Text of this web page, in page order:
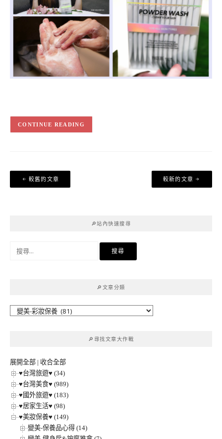
CONTINUE READING
文
章
較舊的文章 較新的文章
🔎站內快速搜尋
🔎文章分類
🔎尋找文章大作戰
展開全部 | 收合全部
♥台灣旅遊♥ (34)
♥台灣美食♥ (989)
♥國外旅遊♥ (183)
♥居家生活♥ (98)
♥美妝保養♥ (149)
變美-保養品心得 (14)